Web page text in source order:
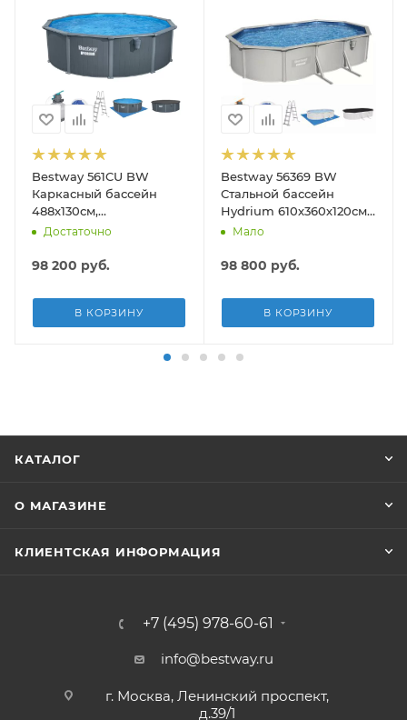
Bestway 561CU BW
Каркасный бассейн
488х130см,
композитный, 21490л,
лестн, тент, подст, дисп.
Достаточно
98 200 руб.
В КОРЗИНУ
Bestway 56369 BW
Стальной бассейн
Hydrium 610х360х120см,
19929л, песч.фил.-нас
подст.
Мало
98 800 руб.
В КОРЗИНУ
КАТАЛОГ
О МАГАЗИНЕ
КЛИЕНТСКАЯ ИНФОРМАЦИЯ
+7 (495) 978-60-61
info@bestway.ru
г. Москва, Ленинский проспект,
д.39/1